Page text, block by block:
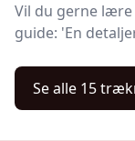
Vil du gerne
guide: 'En
Se alle 15